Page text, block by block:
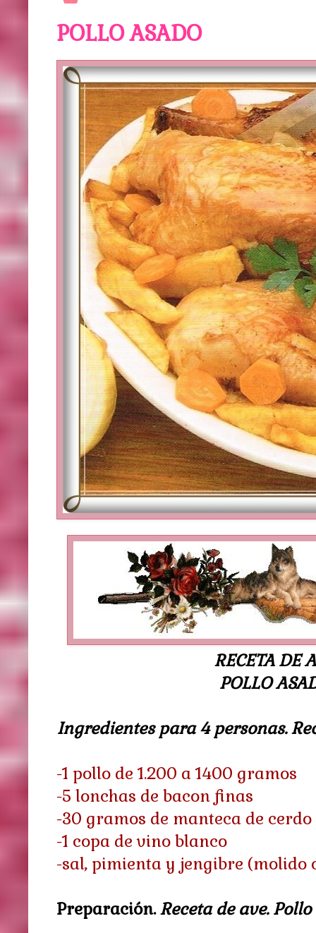
POLLO ASADO
RECETA DE
POLLO
Ingredientes para 4 personas.
-1 pollo de 1.200 a 1400 gramos
-5 lonchas de bacon finas
-30 gramos de manteca de cerdo
-1 copa de vino blanco
-sal, pimienta y jengibre (molido
Preparación.Receta de ave.